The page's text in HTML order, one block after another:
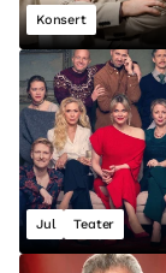
Konsert
Jul Teater